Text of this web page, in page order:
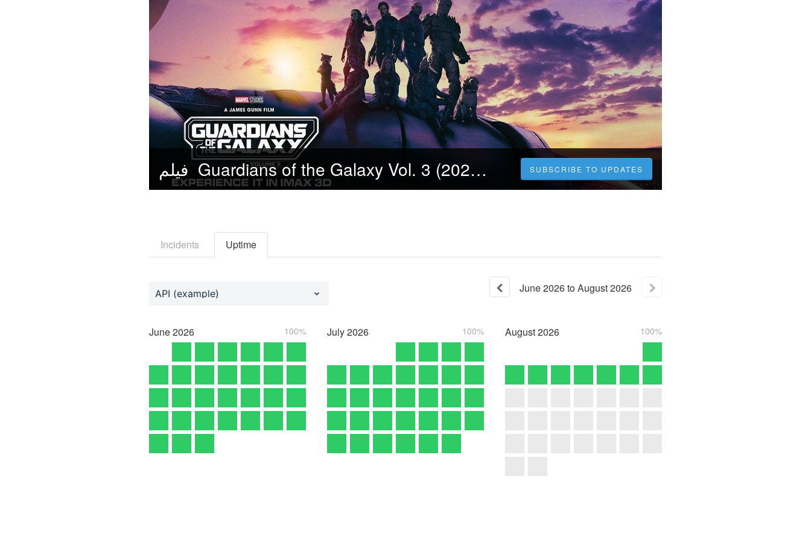
فيلم Guardians of the Galaxy Vol. 3 (2023) مترجم كامل اون لاين مترجم عربي SUBSCRIBE TO UPDATES
Incidents Uptime
API (example) June2026toAugust2026
June2026 100% July2026 100% August2026 100%